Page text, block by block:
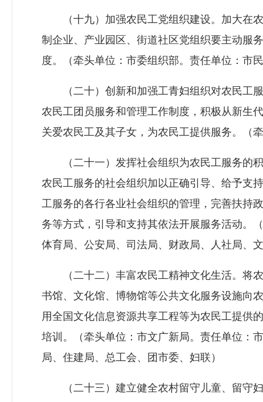
（十九）加强农民工党组织建设。加大在农
制企业、产业园区、街道社区党组织要主动服
度。（牵头单位：市委组织部。责任单位：市
（二十）创新和加强工青妇组织对农民工服
农民工团员服务和管理工作制度，积极从新生
关爱农民工及其子女，为农民工提供服务。（
（二十一）发挥社会组织为农民工服务的积
农民工服务的社会组织加以正确引导、给予支
工服务的各行各业社会组织的管理，完善扶持
务等方式，引导和支持其依法开展服务活动。
体育局、公安局、司法局、财政局、人社局、
（二十二）丰富农民工精神文化生活。将农
书馆、文化馆、博物馆等公共文化服务设施向
用全国文化信息资源共享工程等为农民工提供
培训。（牵头单位：市文广新局。责任单位：
局、住建局、总工会、团市委、妇联）
（二十三）建立健全农村留守儿童、留守妇